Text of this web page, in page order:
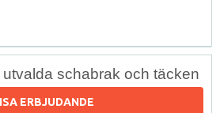
schabrak och täcken
ERBJUDANDE